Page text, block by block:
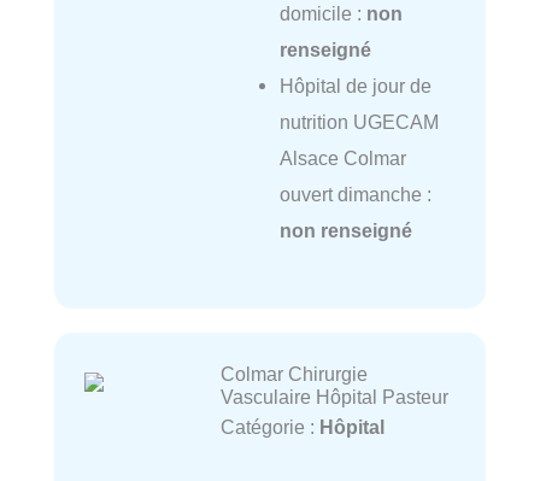
domicile : non
renseigné
Hôpital de jour de
nutrition UGECAM
Alsace Colmar
ouvert dimanche :
non renseigné
Colmar Chirurgie
Vasculaire Hôpital Pasteur
Catégorie : Hôpital